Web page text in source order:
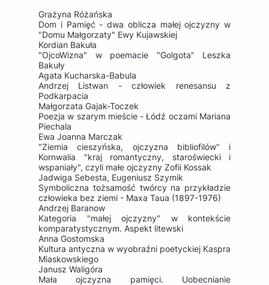
Grażyna Różańska
Dom i Pamięć - dwa oblicza małej ojczyzny w
"Domu Małgorzaty" Ewy Kujawskiej
Kordian Bakuła
"OjcoWizna" w poemacie "Golgota" Leszka
Bakuły
Agata Kucharska-Babula
Andrzej Listwan - człowiek renesansu z
Podkarpacia
Małgorzata Gajak-Toczek
Poezja w szarym mieście - Łódź oczami Mariana
Piechala
Ewa Joanna Marczak
"Ziemia cieszyńska, ojczyzna bibliofilów" i
Kornwalia "kraj romantyczny, staroświecki i
wspaniały", czyli małe ojczyzny Zofii Kossak
Jadwiga Sebesta, Eugeniusz Szymik
Symboliczna tożsamość twórcy na przykładzie
człowieka bez ziemi - Maxa Taua (1897-1976)
Andrzej Baranow
Kategoria "małej ojczyzny" w kontekście
komparatystycznym. Aspekt litewski
Anna Gostomska
Kultura antyczna w wyobraźni poetyckiej Kaspra
Miaskowskiego
Janusz Waligóra
Mała ojczyzna pamięci. Uobecnianie